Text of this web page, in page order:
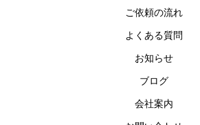
ご依頼の流れ
よくある質問
お知らせ
ブログ
会社案内